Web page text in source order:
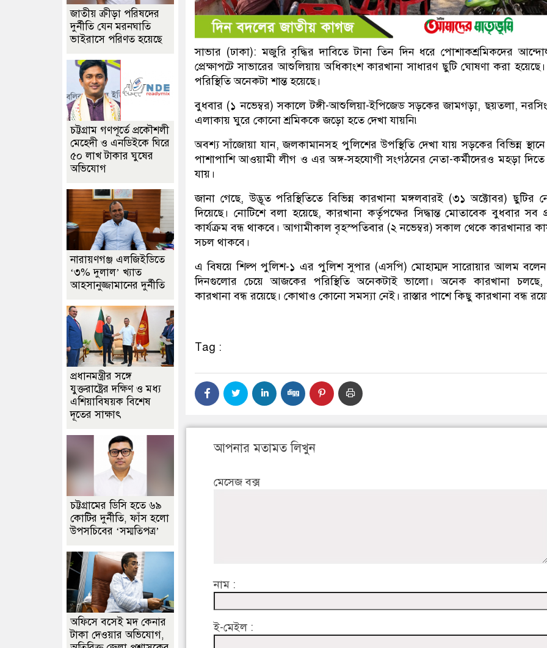
সাভার (ঢাকা): মজুরি বৃদ্ধির দাবিতে টানা তিন দিন ধরে পোশাকশ্রমিকদের
প্রেক্ষাপটে সাভারের আশুলিয়ায় অধিকাংশ কারখানা সাধারণ ছুটি ঘোষণা করা
পরিস্থিতি অনেকটা শান্ত হয়েছে।
বুধবার (১ নভেম্বর) সকালে টঙ্গী-আশুলিয়া-ইপিজেড সড়কের জামগড়া, ছয়তলা,
এলাকায় ঘুরে কোনো শ্রমিককে জড়ো হতে দেখা যায়নি৷
অবশ্য সাঁজোয়া যান, জলকামানসহ পুলিশের উপস্থিতি দেখা যায় সড়কের বিভিন্ন
পাশাপাশি আওয়ামী লীগ ও এর অঙ্গ-সহযোগী সংগঠনের নেতা-কর্মীদেরও মহড়া দিতে
যায়।
জানা গেছে, উদ্ভূত পরিস্থিতিতে বিভিন্ন কারখানা মঙ্গলবারই (৩১ অক্টোবর) ছুটির
দিয়েছে। নোটিশে বলা হয়েছে, কারখানা কর্তৃপক্ষের সিদ্ধান্ত মোতাবেক বুধবার সব
কার্যক্রম বন্ধ থাকবে। আগামীকাল বৃহস্পতিবার (২ নভেম্বর) সকাল থেকে কারখানার
সচল থাকবে।
এ বিষয়ে শিল্প পুলিশ-১ এর পুলিশ সুপার (এসপি) মোহাম্মদ সারোয়ার আলম
দিনগুলোর চেয়ে আজকের পরিস্থিতি অনেকটাই ভালো। অনেক কারখানা
কারখানা বন্ধ রয়েছে। কোথাও কোনো সমস্যা নেই। রাস্তার পাশে কিছু কারখানা বন্ধ
Tag :
আপনার মতামত লিখুন
মেসেজ বক্স
নাম :
ই-মেইল :
জাতীয় ক্রীড়া পরিষদের
দুর্নীতি যেন মরনঘাতি
ভাইরাসে পরিণত হয়েছে
চট্টগ্রাম গণপূর্তে প্রকৌশলী
মেহেদী ও এনডিইকে ঘিরে
৫০ লাখ টাকার ঘুষের
অভিযোগ
নারায়ণগঞ্জ এলজিইডিতে
‘৩% দুলাল’ খ্যাত
আহসানুজ্জামানের দুর্নীতি
প্রধানমন্ত্রীর সঙ্গে
যুক্তরাষ্ট্রের দক্ষিণ ও মধ্য
এশিয়াবিষয়ক বিশেষ
দূতের সাক্ষাৎ
চট্টগ্রামের ডিসি হতে ৬৯
কোটির দুর্নীতি, ফাঁস হলো
উপসচিবের ‘সম্মতিপত্র’
অফিসে বসেই মদ কেনার
টাকা দেওয়ার অভিযোগ,